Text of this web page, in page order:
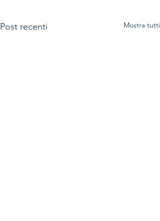
Post recenti Mostra tutti